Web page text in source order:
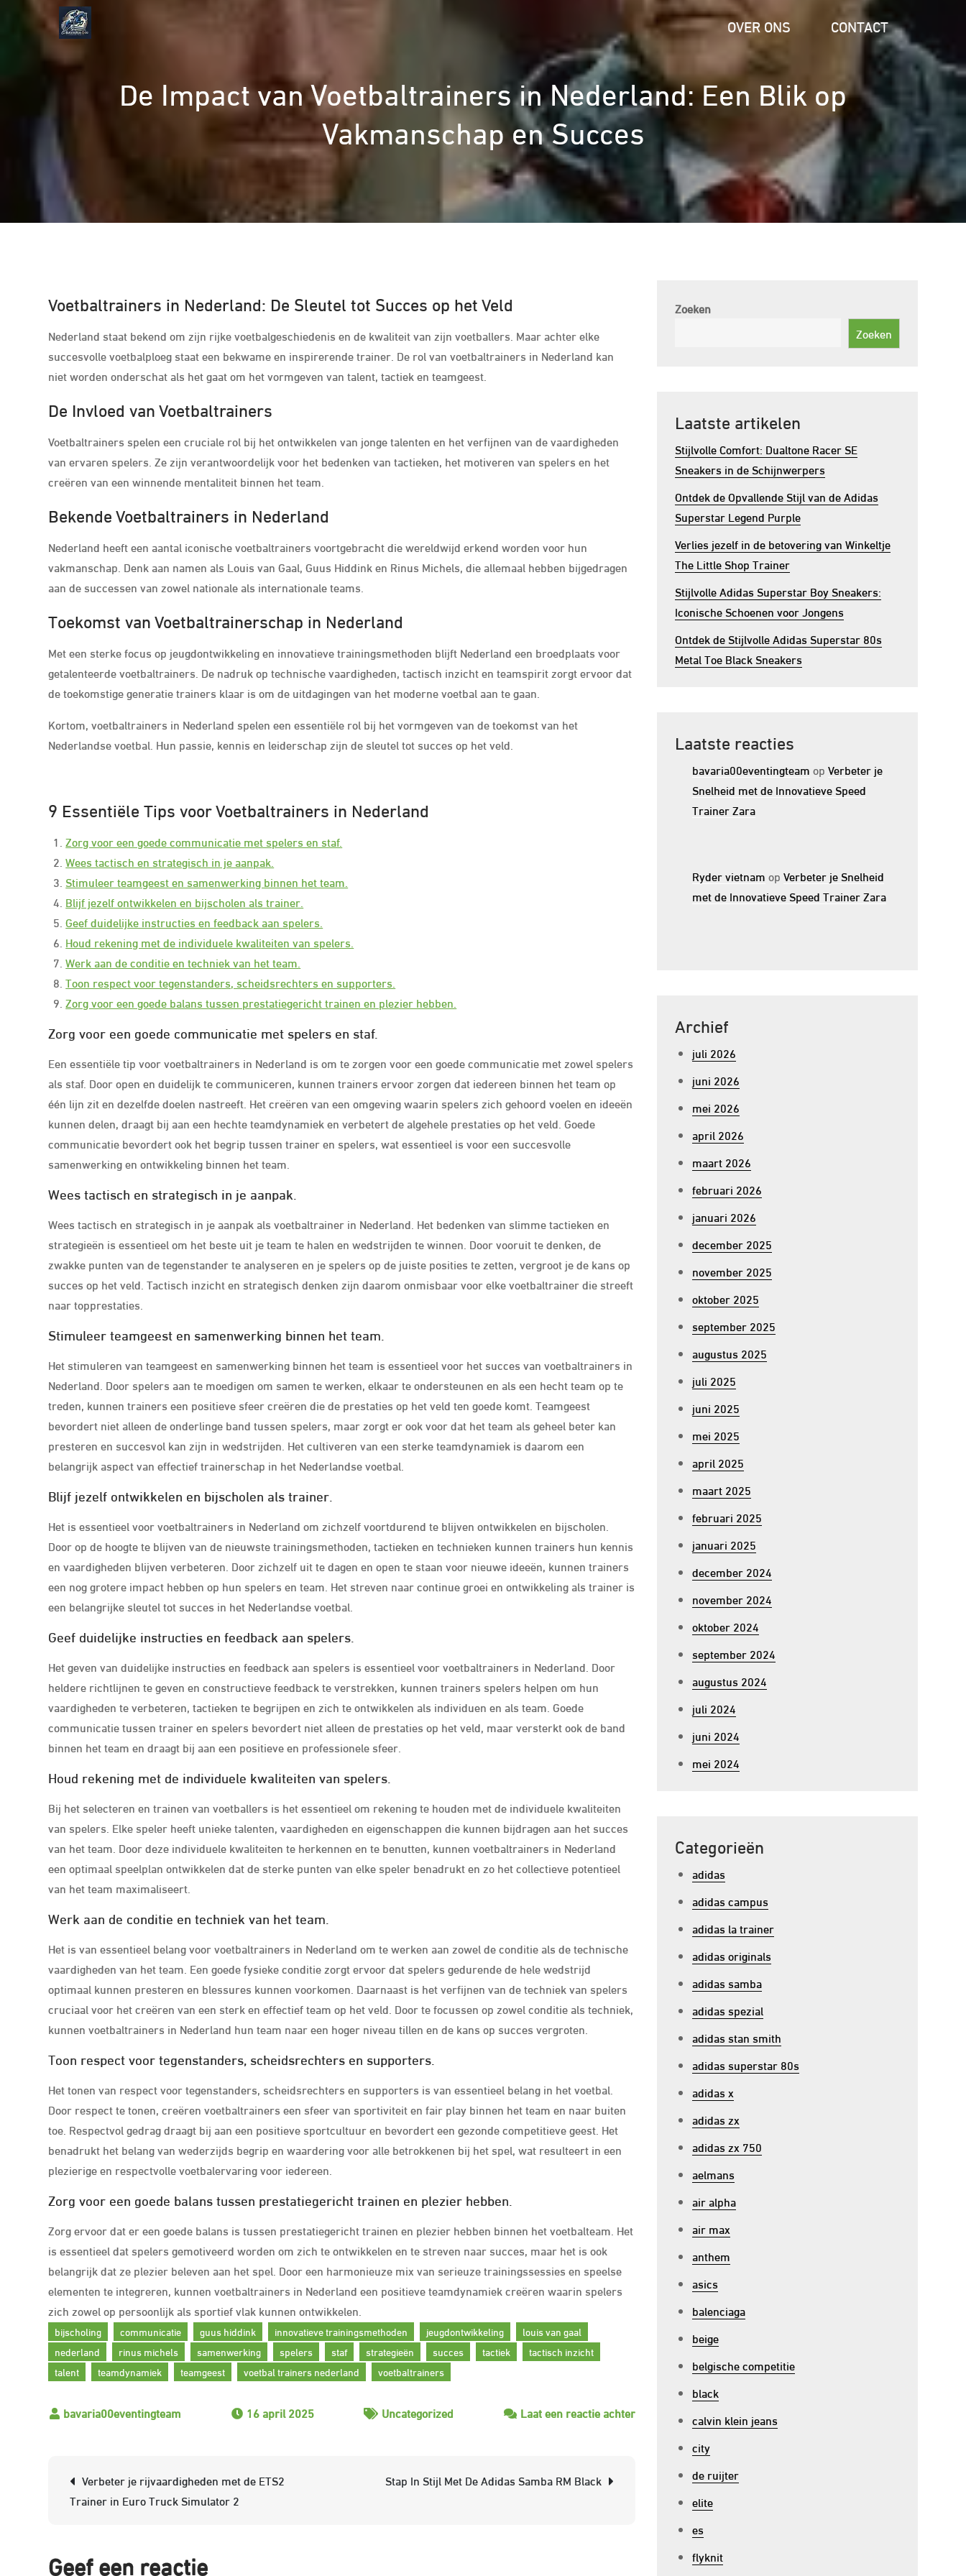
OVER ONS CONTACT
De Impact van Voetbaltrainers in Nederland: Een Blik op
Vakmanschap en Succes
Voetbaltrainers in Nederland: De Sleutel tot Succes op het Veld
Nederland staat bekend om zijn rijke voetbalgeschiedenis en de kwaliteit van zijn voetballers. Maar achter elke
succesvolle voetbalploeg staat een bekwame en inspirerende trainer. De rol van voetbaltrainers in Nederland kan
niet worden onderschat als het gaat om het vormgeven van talent, tactiek en teamgeest.
De Invloed van Voetbaltrainers
Voetbaltrainers spelen een cruciale rol bij het ontwikkelen van jonge talenten en het verfijnen van de vaardigheden
van ervaren spelers. Ze zijn verantwoordelijk voor het bedenken van tactieken, het motiveren van spelers en het
creëren van een winnende mentaliteit binnen het team.
Bekende Voetbaltrainers in Nederland
Nederland heeft een aantal iconische voetbaltrainers voortgebracht die wereldwijd erkend worden voor hun
vakmanschap. Denk aan namen als Louis van Gaal, Guus Hiddink en Rinus Michels, die allemaal hebben bijgedragen
aan de successen van zowel nationale als internationale teams.
Toekomst van Voetbaltrainerschap in Nederland
Met een sterke focus op jeugdontwikkeling en innovatieve trainingsmethoden blijft Nederland een broedplaats voor
getalenteerde voetbaltrainers. De nadruk op technische vaardigheden, tactisch inzicht en teamspirit zorgt ervoor dat
de toekomstige generatie trainers klaar is om de uitdagingen van het moderne voetbal aan te gaan.
Kortom, voetbaltrainers in Nederland spelen een essentiële rol bij het vormgeven van de toekomst van het
Nederlandse voetbal. Hun passie, kennis en leiderschap zijn de sleutel tot succes op het veld.
9 Essentiële Tips voor Voetbaltrainers in Nederland
Zorg voor een goede communicatie met spelers en staf.
Wees tactisch en strategisch in je aanpak.
Stimuleer teamgeest en samenwerking binnen het team.
Blijf jezelf ontwikkelen en bijscholen als trainer.
Geef duidelijke instructies en feedback aan spelers.
Houd rekening met de individuele kwaliteiten van spelers.
Werk aan de conditie en techniek van het team.
Toon respect voor tegenstanders, scheidsrechters en supporters.
Zorg voor een goede balans tussen prestatiegericht trainen en plezier hebben.
Zorg voor een goede communicatie met spelers en staf.
Een essentiële tip voor voetbaltrainers in Nederland is om te zorgen voor een goede communicatie met zowel spelers
als staf. Door open en duidelijk te communiceren, kunnen trainers ervoor zorgen dat iedereen binnen het team op
één lijn zit en dezelfde doelen nastreeft. Het creëren van een omgeving waarin spelers zich gehoord voelen en ideeën
kunnen delen, draagt bij aan een hechte teamdynamiek en verbetert de algehele prestaties op het veld. Goede
communicatie bevordert ook het begrip tussen trainer en spelers, wat essentieel is voor een succesvolle
samenwerking en ontwikkeling binnen het team.
Wees tactisch en strategisch in je aanpak.
Wees tactisch en strategisch in je aanpak als voetbaltrainer in Nederland. Het bedenken van slimme tactieken en
strategieën is essentieel om het beste uit je team te halen en wedstrijden te winnen. Door vooruit te denken, de
zwakke punten van de tegenstander te analyseren en je spelers op de juiste posities te zetten, vergroot je de kans op
succes op het veld. Tactisch inzicht en strategisch denken zijn daarom onmisbaar voor elke voetbaltrainer die streeft
naar topprestaties.
Stimuleer teamgeest en samenwerking binnen het team.
Het stimuleren van teamgeest en samenwerking binnen het team is essentieel voor het succes van voetbaltrainers in
Nederland. Door spelers aan te moedigen om samen te werken, elkaar te ondersteunen en als een hecht team op te
treden, kunnen trainers een positieve sfeer creëren die de prestaties op het veld ten goede komt. Teamgeest
bevordert niet alleen de onderlinge band tussen spelers, maar zorgt er ook voor dat het team als geheel beter kan
presteren en succesvol kan zijn in wedstrijden. Het cultiveren van een sterke teamdynamiek is daarom een
belangrijk aspect van effectief trainerschap in het Nederlandse voetbal.
Blijf jezelf ontwikkelen en bijscholen als trainer.
Het is essentieel voor voetbaltrainers in Nederland om zichzelf voortdurend te blijven ontwikkelen en bijscholen.
Door op de hoogte te blijven van de nieuwste trainingsmethoden, tactieken en technieken kunnen trainers hun kennis
en vaardigheden blijven verbeteren. Door zichzelf uit te dagen en open te staan voor nieuwe ideeën, kunnen trainers
een nog grotere impact hebben op hun spelers en team. Het streven naar continue groei en ontwikkeling als trainer is
een belangrijke sleutel tot succes in het Nederlandse voetbal.
Geef duidelijke instructies en feedback aan spelers.
Het geven van duidelijke instructies en feedback aan spelers is essentieel voor voetbaltrainers in Nederland. Door
heldere richtlijnen te geven en constructieve feedback te verstrekken, kunnen trainers spelers helpen om hun
vaardigheden te verbeteren, tactieken te begrijpen en zich te ontwikkelen als individuen en als team. Goede
communicatie tussen trainer en spelers bevordert niet alleen de prestaties op het veld, maar versterkt ook de band
binnen het team en draagt bij aan een positieve en professionele sfeer.
Houd rekening met de individuele kwaliteiten van spelers.
Bij het selecteren en trainen van voetballers is het essentieel om rekening te houden met de individuele kwaliteiten
van spelers. Elke speler heeft unieke talenten, vaardigheden en eigenschappen die kunnen bijdragen aan het succes
van het team. Door deze individuele kwaliteiten te herkennen en te benutten, kunnen voetbaltrainers in Nederland
een optimaal speelplan ontwikkelen dat de sterke punten van elke speler benadrukt en zo het collectieve potentieel
van het team maximaliseert.
Werk aan de conditie en techniek van het team.
Het is van essentieel belang voor voetbaltrainers in Nederland om te werken aan zowel de conditie als de technische
vaardigheden van het team. Een goede fysieke conditie zorgt ervoor dat spelers gedurende de hele wedstrijd
optimaal kunnen presteren en blessures kunnen voorkomen. Daarnaast is het verfijnen van de techniek van spelers
cruciaal voor het creëren van een sterk en effectief team op het veld. Door te focussen op zowel conditie als techniek,
kunnen voetbaltrainers in Nederland hun team naar een hoger niveau tillen en de kans op succes vergroten.
Toon respect voor tegenstanders, scheidsrechters en supporters.
Het tonen van respect voor tegenstanders, scheidsrechters en supporters is van essentieel belang in het voetbal.
Door respect te tonen, creëren voetbaltrainers een sfeer van sportiviteit en fair play binnen het team en naar buiten
toe. Respectvol gedrag draagt bij aan een positieve sportcultuur en bevordert een gezonde competitieve geest. Het
benadrukt het belang van wederzijds begrip en waardering voor alle betrokkenen bij het spel, wat resulteert in een
plezierige en respectvolle voetbalervaring voor iedereen.
Zorg voor een goede balans tussen prestatiegericht trainen en plezier hebben.
Zorg ervoor dat er een goede balans is tussen prestatiegericht trainen en plezier hebben binnen het voetbalteam. Het
is essentieel dat spelers gemotiveerd worden om zich te ontwikkelen en te streven naar succes, maar het is ook
belangrijk dat ze plezier beleven aan het spel. Door een harmonieuze mix van serieuze trainingssessies en speelse
elementen te integreren, kunnen voetbaltrainers in Nederland een positieve teamdynamiek creëren waarin spelers
zich zowel op persoonlijk als sportief vlak kunnen ontwikkelen.
bijscholing communicatie guus hiddink innovatieve trainingsmethoden jeugdontwikkeling
louis van gaal
nederland
rinus michels samenwerking spelers staf strategieën succes tactiek
tactisch inzicht
talent
teamdynamiek teamgeest voetbal trainers nederland voetbaltrainers
16 april 2025 Uncategorized Laat een reactie achterop
Nederland:
Berichtnavigatie
Verbeter je rijvaardigheden met de ETS2
Trainer in Euro Truck Simulator 2
Stap In Stijl Met De Adidas Samba RM Black
Geef een reactie
Zoeken
Zoeken
Laatste artikelen
Stijlvolle Comfort: Dualtone Racer SE
Sneakers in de Schijnwerpers
Ontdek de Opvallende Stijl van de Adidas
Superstar Legend Purple
Verlies jezelf in de betovering van Winkeltje
The Little Shop Trainer
Stijlvolle Adidas Superstar Boy Sneakers:
Iconische Schoenen voor Jongens
Ontdek de Stijlvolle Adidas Superstar 80s
Metal Toe Black Sneakers
Laatste reacties
bavaria00eventingteam op Verbeter je
Snelheid met de Innovatieve Speed
Trainer Zara
Ryder vietnam op Verbeter je Snelheid
met de Innovatieve Speed Trainer Zara
Archief
juli 2026
juni 2026
mei 2026
april 2026
maart 2026
februari 2026
januari 2026
december 2025
november 2025
oktober 2025
september 2025
augustus 2025
juli 2025
juni 2025
mei 2025
april 2025
maart 2025
februari 2025
januari 2025
december 2024
november 2024
oktober 2024
september 2024
augustus 2024
juli 2024
juni 2024
mei 2024
Categorieën
adidas
adidas campus
adidas la trainer
adidas originals
adidas samba
adidas spezial
adidas stan smith
adidas superstar 80s
adidas x
adidas zx
adidas zx 750
aelmans
air alpha
air max
anthem
asics
balenciaga
beige
belgische competitie
black
calvin klein jeans
city
de ruijter
elite
es
flyknit